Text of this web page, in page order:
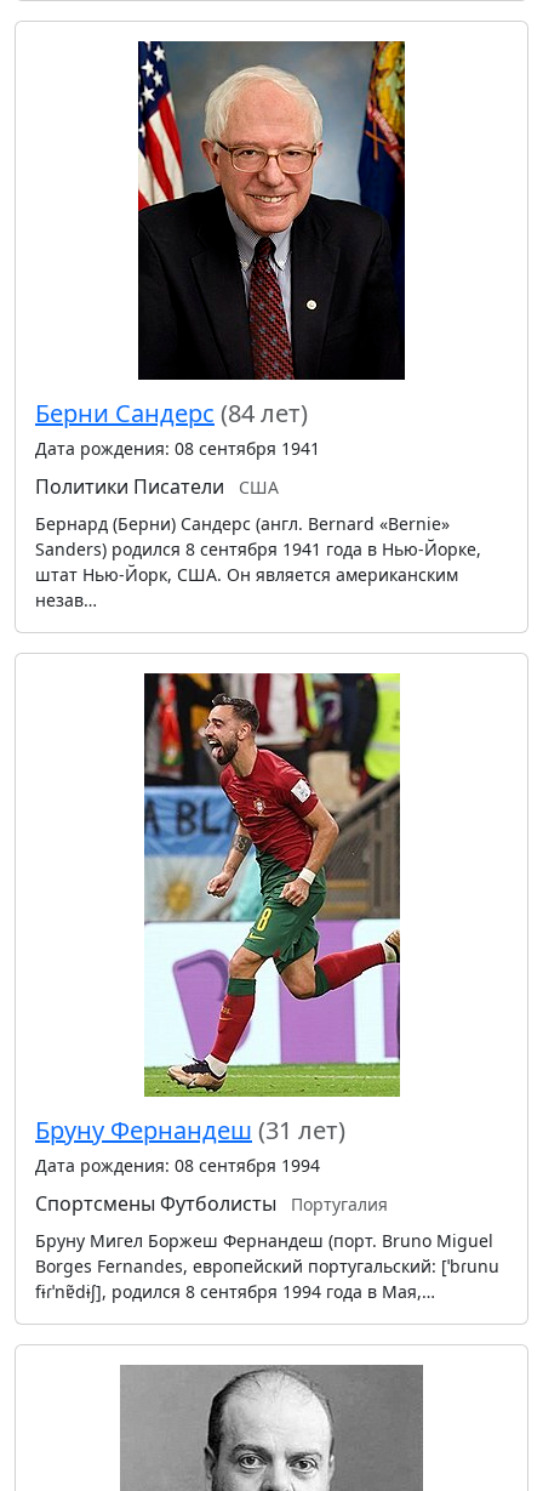
Берни Сандерс (84 лет)
Дата рождения: 08 сентября 1941
Политики Писатели
США
Бернард (Берни) Сандерс (англ. Bernard «Bernie»
Sanders) родился 8 сентября 1941 года в Нью-Йорке,
штат Нью-Йорк, США. Он является американским
незав…
Бруну Фернандеш (31 лет)
Дата рождения: 08 сентября 1994
Спортсмены Футболисты
Португалия
Бруну Мигел Боржеш Фернандеш (порт. Bruno Miguel
Borges Fernandes, европейский португальский: [ˈbɾunu
fɨɾˈnɐ̃dɨʃ], родился 8 сентября 1994 года в Мая,…